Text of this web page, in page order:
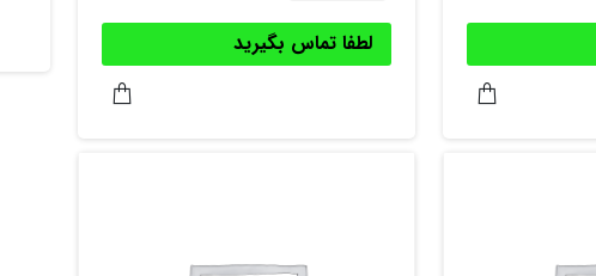
لطفا تماس بگیرید